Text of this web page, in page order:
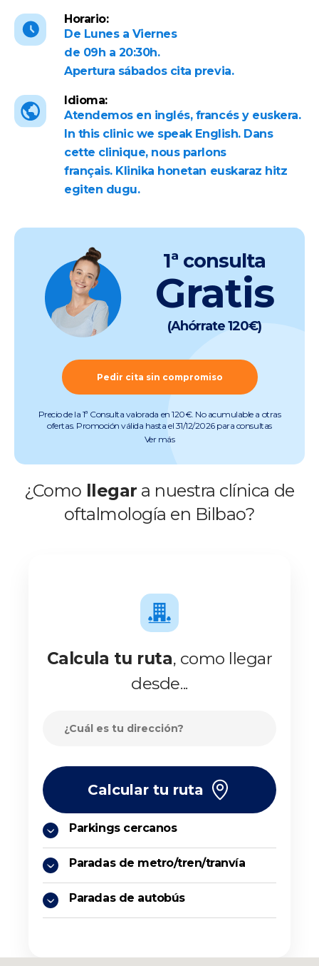
Horario:
De Lunes a Viernes
de 09h a 20:30h.
Apertura sábados cita previa.
Idioma:
Atendemos en inglés, francés y euskera.
In this clinic we speak English. Dans
cette clinique, nous parlons
français. Klinika honetan euskaraz hitz
egiten dugu.
1ª consulta
Gratis
(Ahórrate 120€)
Pedir cita sin compromiso
Precio de la 1ª Consulta valorada en 120€. No acumulable a otras
ofertas. Promoción válida hasta el 31/12/2026 para consultas
preoperatorias de miopía, hipermetropía, astigmatismo, presbicia y
www.clinicabaviera.com/promociones.Registro sanitario NRS
CS2046.
Ver más
¿Como llegar a nuestra clínica de
oftalmología en Bilbao?
Calcula tu ruta, como llegar
desde...
Calcular tu ruta
Parkings cercanos
Paradas de metro/tren/tranvía
Paradas de autobús